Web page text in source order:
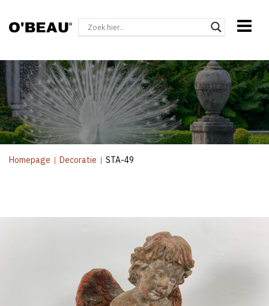
Homepage | Decoratie | STA-49